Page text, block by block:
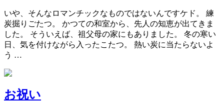
いや、そんなロマンチックなものではないんですケド。 練
炭掘りごたつ。 かつての和室から、先人の知恵が出てきま
した。 そういえば、祖父母の家にもありました。 冬の寒い
日、気を付けながら入ったこたつ。 熱い炭に当たらないよ
う …
お祝い